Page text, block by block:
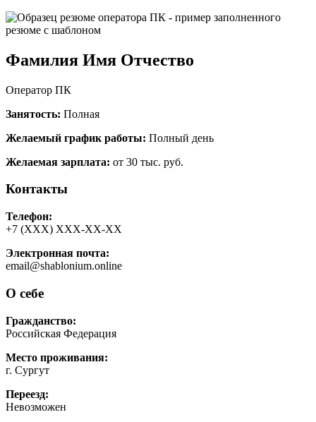
Фамилия Имя Отчество
Оператор ПК
Занятость: Полная
Желаемый график работы: Полный день
Желаемая зарплата: от 30 тыс. руб.
Контакты
Телефон:
+7 (ХХХ) ХХХ-ХХ-ХХ
Электронная почта:
email@shablonium.online
О себе
Гражданство:
Российская Федерация
Место проживания:
г. Сургут
Переезд:
Невозможен